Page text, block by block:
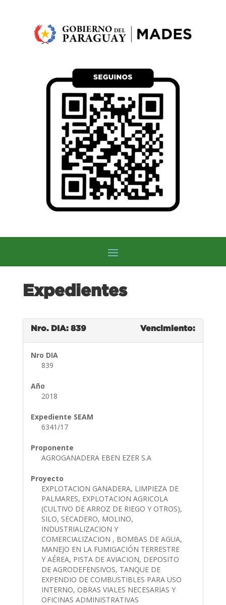
Expedientes
Nro. DIA: 839 Vencimiento:
Nro DIA
839
Año
2018
Expediente SEAM
6341/17
Proponente
AGROGANADERA EBEN EZER S.A
Proyecto
EXPLOTACION GANADERA, LIMPIEZA DE
PALMARES, EXPLOTACION AGRICOLA
(CULTIVO DE ARROZ DE RIEGO Y OTROS),
SILO, SECADERO, MOLINO,
INDUSTRIALIZACION Y
COMERCIALIZACION , BOMBAS DE AGUA,
MANEJO EN LA FUMIGACIÓN TERRESTRE
Y AÉREA, PISTA DE AVIACION, DEPOSITO
DE AGRODEFENSIVOS, TANQUE DE
EXPENDIO DE COMBUSTIBLES PARA USO
INTERNO, OBRAS VIALES NECESARIAS Y
OFICINAS ADMINISTRATIVAS